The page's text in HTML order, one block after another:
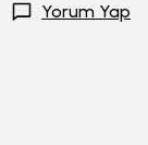
Yorum Yap